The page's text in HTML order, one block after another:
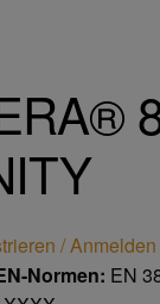
/ Anmelden
Normen: EN